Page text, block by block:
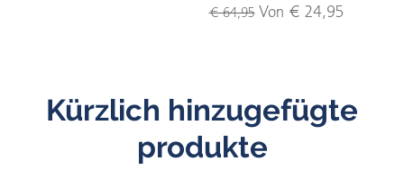
€ 64,95Von € 24,95
Kürzlich hinzugefügte
produkte